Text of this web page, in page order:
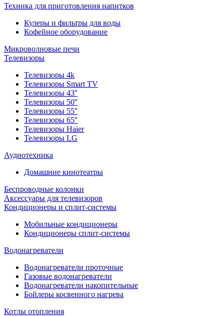
Техника для приготовления напитков
Кулеры и фильтры для воды
Кофейное оборудование
Микроволновые печи
Телевизоры
Телевизоры 4k
Телевизоры Smart TV
Телевизоры 43''
Телевизоры 50''
Телевизоры 55''
Телевизоры 65''
Телевизоры Haier
Телевизоры LG
Аудиотехника
Домашние кинотеатры
Беспроводные колонки
Аксессуары для телевизоров
Кондиционеры и сплит-системы
Мобильные кондиционеры
Кондиционеры сплит-системы
Водонагреватели
Водонагреватели проточные
Газовые водонагреватели
Водонагреватели накопительные
Бойлеры косвенного нагрева
Котлы отопления